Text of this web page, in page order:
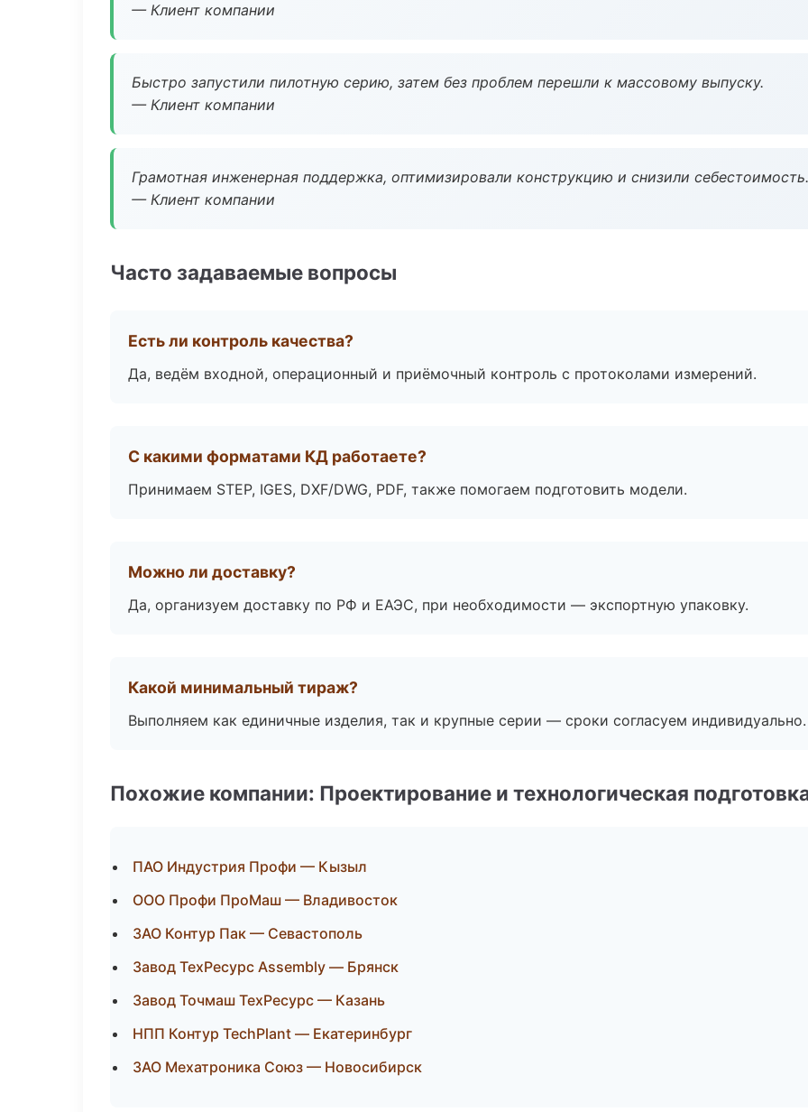
— Клиент компании
Быстро запустили пилотную серию, затем без проблем перешли к массовому выпуску.
— Клиент компании
Грамотная инженерная поддержка, оптимизировали конструкцию и снизили себестоимость.
— Клиент компании
Часто задаваемые вопросы
Есть ли контроль качества?
Да, ведём входной, операционный и приёмочный контроль с протоколами измерений.
С какими форматами КД работаете?
Принимаем STEP, IGES, DXF/DWG, PDF, также помогаем подготовить модели.
Можно ли доставку?
Да, организуем доставку по РФ и ЕАЭС, при необходимости — экспортную упаковку.
Какой минимальный тираж?
Выполняем как единичные изделия, так и крупные серии — сроки согласуем индивидуально.
Похожие компании: Проектирование и технологическая
ПАО Индустрия Профи — Кызыл
ООО Профи ПроМаш — Владивосток
ЗАО Контур Пак — Севастополь
Завод ТехРесурс Assembly — Брянск
Завод Точмаш ТехРесурс — Казань
НПП Контур TechPlant — Екатеринбург
ЗАО Мехатроника Союз — Новосибирск